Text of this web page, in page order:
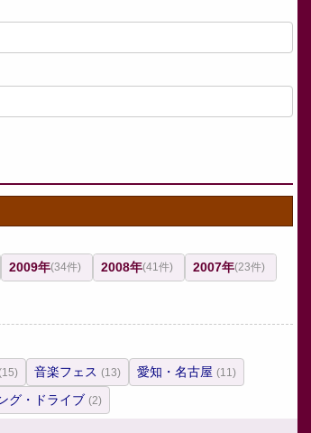
2009年(34件) 2008年(41件) 2007年(23件)
音楽フェス (13) 愛知・名古屋 (11)
グ・ドライブ (2)